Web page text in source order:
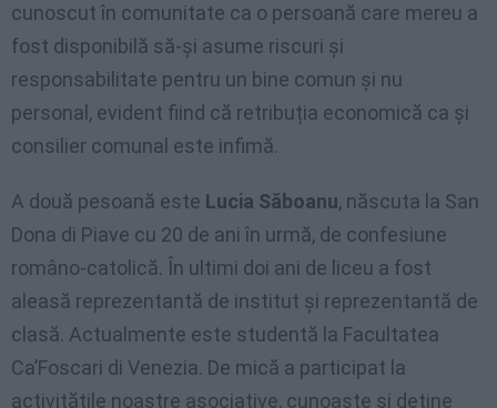
cunoscut în comunitate ca o persoană care mereu a
fost disponibilă să-și asume riscuri și
responsabilitate pentru un bine comun și nu
personal, evident fiind că retribuția economică ca și
consilier comunal este infimă.
A două pesoană este Lucia Săboanu, născuta la San
Dona di Piave cu 20 de ani în urmă, de confesiune
româno-catolică. În ultimi doi ani de liceu a fost
aleasă reprezentantă de institut și reprezentantă de
clasă. Actualmente este studentă la Facultatea
Ca’Foscari di Venezia. De mică a participat la
activitătile noastre asociative, cunoaște și deține